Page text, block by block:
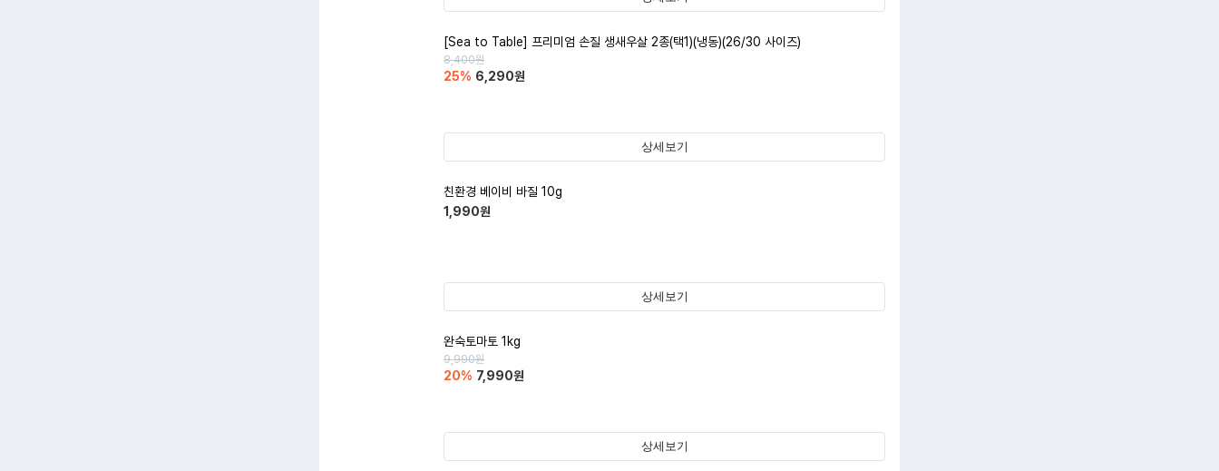
[Sea to Table] 프리미엄 손질 생새우살 2종(택1)(냉동)(26/30 사이즈)
8,400원
25% 6,290원
상세보기
친환경 베이비 바질 10g
1,990원
상세보기
완숙토마토 1kg
9,990원
20% 7,990원
상세보기